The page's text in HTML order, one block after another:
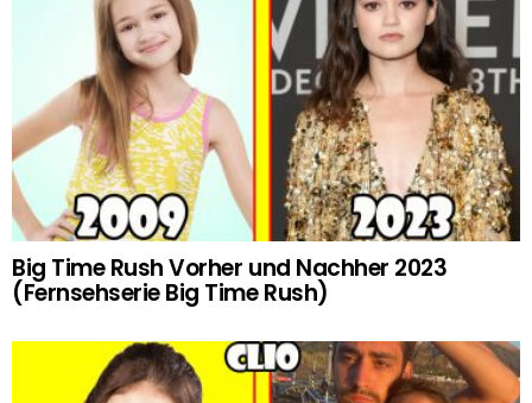
Big Time Rush Vorher und Nachher 2023
(Fernsehserie Big Time Rush)